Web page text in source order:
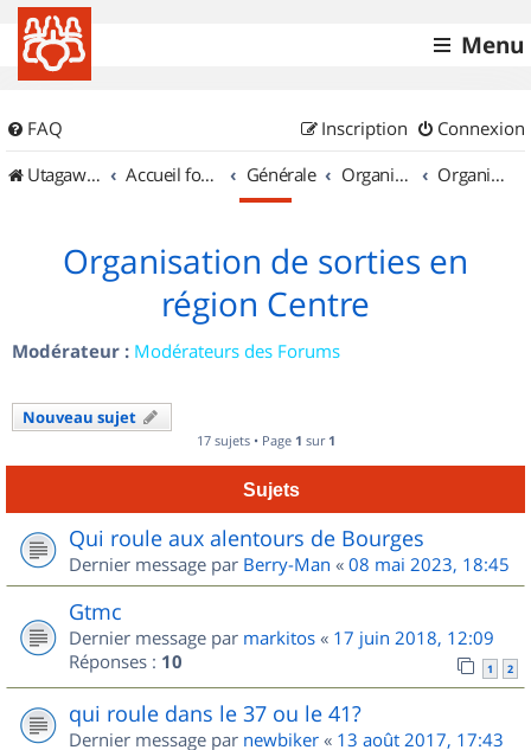
Menu
FAQ Connexion
Inscription
UtagawaVTT (Randos VTT et VTTAE avec traces GPS)
Accueil forum Générale Organisation de sorties & Recherche de partenaires Organisation de sorties en région Centre
Organisation de sorties en
région Centre
Modérateur : Modérateurs des Forums
Nouveau sujet
17 sujets • Page 1 sur 1
Sujets
Qui roule aux alentours de Bourges
Dernier message par Berry-Man « 08 mai 2023, 18:45
Gtmc
Dernier message par markitos « 17 juin 2018, 12:09
Réponses : 10 1 2
qui roule dans le 37 ou le 41?
Dernier message par newbiker « 13 août 2017, 17:43